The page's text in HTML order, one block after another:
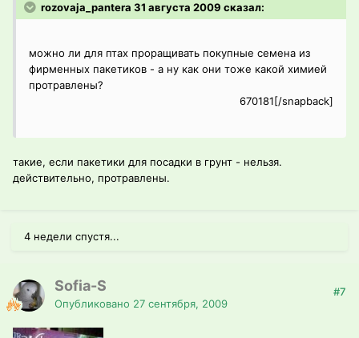
rozovaja_pantera 31 августа 2009 сказал:
можно ли для птах проращивать покупные семена из
фирменных пакетиков - а ну как они тоже какой химией
протравлены?
670181[/snapback]
такие, если пакетики для посадки в грунт - нельзя.
действительно, протравлены.
4 недели спустя...
Sofia-S
Опубликовано 27 сентября, 2009
#7